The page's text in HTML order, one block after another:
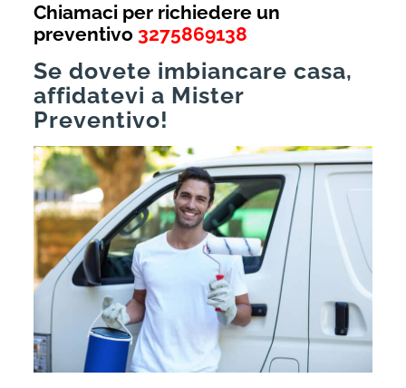
Chiamaci per richiedere un
preventivo 3275869138
Se dovete imbiancare casa,
affidatevi a Mister
Preventivo!